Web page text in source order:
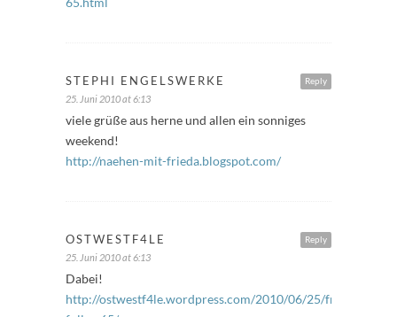
Reply
STEPHI ENGELSWERKE
25. Juni 2010 at 6:13
viele grüße aus herne und allen ein sonniges
weekend!
http://naehen-mit-frieda.blogspot.com/
Reply
OSTWESTF4LE
25. Juni 2010 at 6:13
Dabei!
http://ostwestf4le.wordpress.com/2010/06/25/freitags-